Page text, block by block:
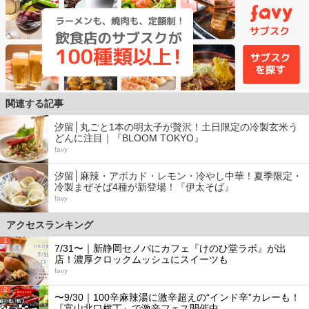
関連する記事
汐留│丸ごと1本の明太子が贅沢！土日限定の冷製玄米う
どんに注目｜『BLOOM TOKYO』
favy
汐留│麻辣・アボカド・レモン・冷やし中華！夏季限定・
冷製まぜそば4種が新登場！『伊太そば』
favy
アクセスランキング
1
7/31〜｜新静岡セノバにカフェ『けのひ堂ラボ』が出
店！濃厚クロックムッシュにスイーツも
favy
2
〜9/30｜100辛麻辣湯に激辛超えの“インド辛”カレーも！